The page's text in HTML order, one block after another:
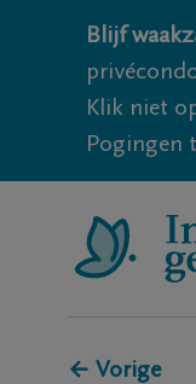
Blijf
Klik niet
Pogingen
← Vorige